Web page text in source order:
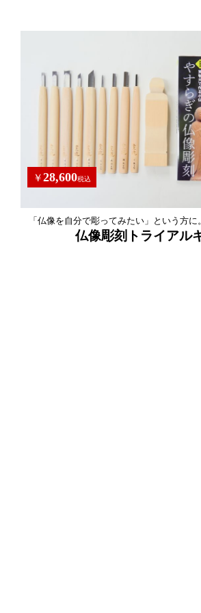
￥28,600税込
「仏像を自分で彫ってみたい」という方に
仏像彫刻トライアル